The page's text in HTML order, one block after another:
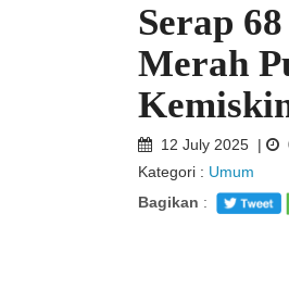
Serap
Merah
12 July 2025 |
Kategori : Umum
Bagikan :